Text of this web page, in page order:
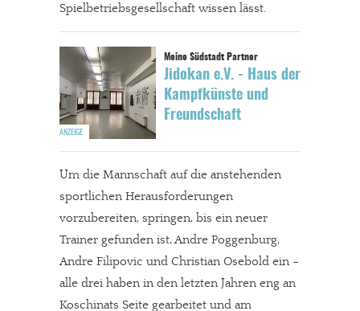
Spielbetriebsgesellschaft wissen lässt.
Jidokan e.V. - Haus der
Kampfkünste und
Freundschaft
Um die Mannschaft auf die anstehenden
sportlichen Herausforderungen
vorzubereiten, springen, bis ein neuer
Trainer gefunden ist, Andre Poggenburg,
Andre Filipovic und Christian Osebold ein –
alle drei haben in den letzten Jahren eng an
Koschinats Seite gearbeitet und am